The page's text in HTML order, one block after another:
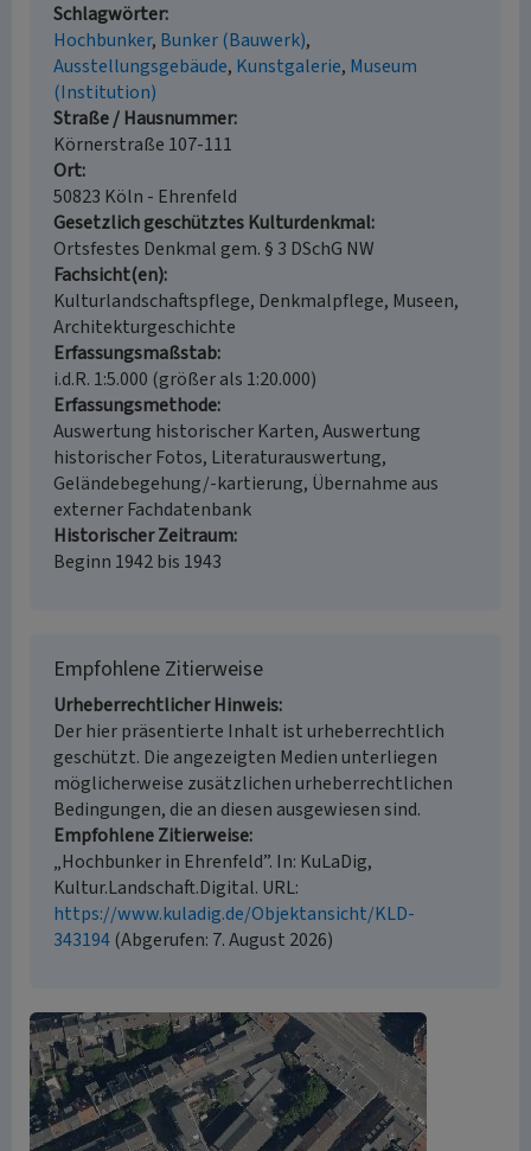
Schlagwörter
Hochbunker Bunker (Bauwerk)
Ausstellungsgebäude Kunstgalerie Museum
(Institution)
Straße / Hausnummer
Körnerstraße 107-111
Ort
50823 Köln - Ehrenfeld
Gesetzlich geschütztes Kulturdenkmal
Ortsfestes Denkmal gem. § 3 DSchG NW
Fachsicht(en)
Kulturlandschaftspflege, Denkmalpflege, Museen,
Architekturgeschichte
Erfassungsmaßstab
i.d.R. 1:5.000 (größer als 1:20.000)
Erfassungsmethode
Auswertung historischer Karten, Auswertung
historischer Fotos, Literaturauswertung,
Geländebegehung/-kartierung, Übernahme aus
externer Fachdatenbank
Historischer Zeitraum
Beginn 1942 bis 1943
Empfohlene Zitierweise
Urheberrechtlicher Hinweis
Der hier präsentierte Inhalt ist urheberrechtlich
geschützt. Die angezeigten Medien unterliegen
möglicherweise zusätzlichen urheberrechtlichen
Bedingungen, die an diesen ausgewiesen sind.
Empfohlene Zitierweise
„Hochbunker in Ehrenfeld”. In: KuLaDig,
Kultur.Landschaft.Digital. URL:
https://www.kuladig.de/Objektansicht/KLD-
343194(Abgerufen: 7. August 2026)